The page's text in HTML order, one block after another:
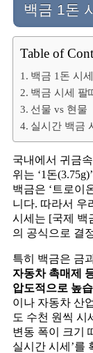
백금 1돈
Table of
백금 1돈 시세
백금 시세 팔
선물 vs 현물
실시간 백금
국내에서 귀금
위는 ‘1돈
백금은 ‘트로이
니다. 따라서 우
시세는 [국제 백
의 공식으로 결
특히 백금은 금
자동차 촉매제
압도적으로 높
이나 자동차 산
도 수천 원씩 시
변동 폭이 크기
실시간 시세’를